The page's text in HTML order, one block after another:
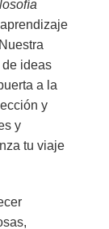
ideas
a la
y
y
tu viaje